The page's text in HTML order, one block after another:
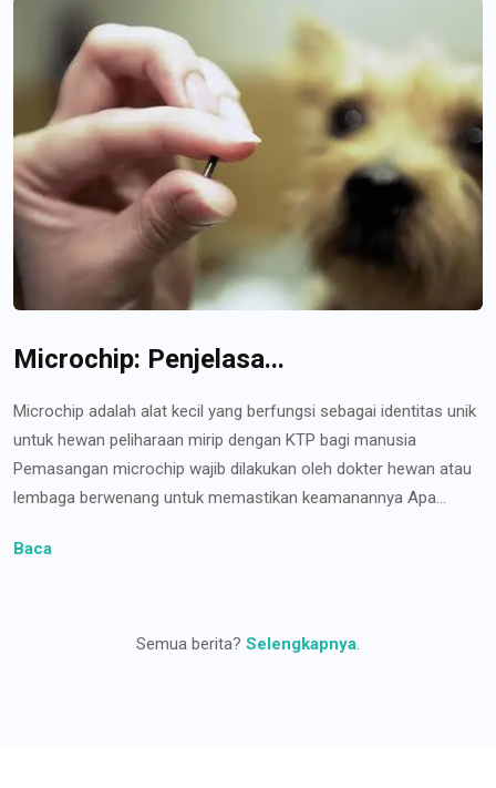
Microchip: Penjelasa...
Microchip adalah alat kecil yang berfungsi sebagai identitas unik
untuk hewan peliharaan mirip dengan KTP bagi manusia
Pemasangan microchip wajib dilakukan oleh dokter hewan atau
lembaga berwenang untuk memastikan keamanannya Apa...
Baca
Semua berita? Selengkapnya